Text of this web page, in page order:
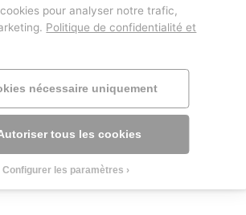
pour analyser notre trafic,
Politique de confidentialité et
nécessaire uniquement
tous les cookies
Configurer les paramètres